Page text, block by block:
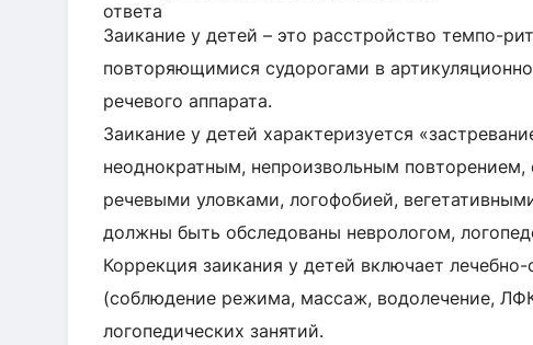
Заикание у детей – это расстройство темпо-
повторяющимися судорогами в
речевого аппарата.
Заикание у детей характеризуется
неоднократным, непроизвольным
речевыми уловками, логофобией,
должны быть обследованы неврологом,
Коррекция заикания у детей включает
(соблюдение режима, массаж, водолечение,
логопедических занятий.